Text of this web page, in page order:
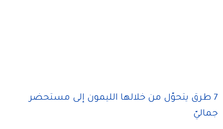
7 طرق يتحوّل من خلالها الليمون إلى مستحضر
جماليّ